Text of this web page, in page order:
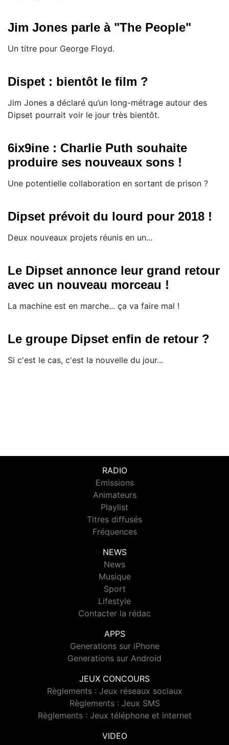
Jim Jones parle à "The People"
Un titre pour George Floyd.
Dispet : bientôt le film ?
Jim Jones a déclaré qu’un long-métrage autour des
Dipset pourrait voir le jour très bientôt.
6ix9ine : Charlie Puth souhaite
produire ses nouveaux sons !
Une potentielle collaboration en sortant de prison ?
Dipset prévoit du lourd pour 2018 !
Deux nouveaux projets réunis en un...
Le Dipset annonce leur grand retour
avec un nouveau morceau !
La machine est en marche... ça va faire mal !
Le groupe Dipset enfin de retour ?
Si c'est le cas, c'est la nouvelle du jour...
RADIO
Emissions
Animateurs
Playlist
Titres diffusés
Fréquences
NEWS
News
Musique
Sport
Lifestyle
Contacter la rédac
APPS
Generations sur iPhone
Generations sur Android
JEUX CONCOURS
Règlements : Jeux réseaux sociaux
Règlements : Jeux SMS
Règlements : Jeux téléphone et internet
VIDEO